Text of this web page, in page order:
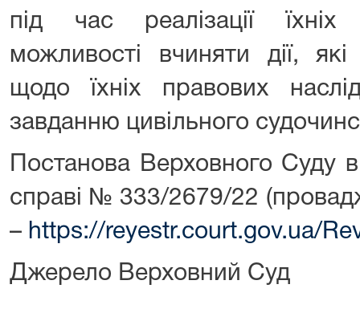
під час реалізації
можливості вчиняти дії,
щодо їхніх правових
завданню цивільного
Постанова Верховного Суду
справі № 333/2679/22
– https://reyestr.court.gov.ua/
Джерело Верховний Суд